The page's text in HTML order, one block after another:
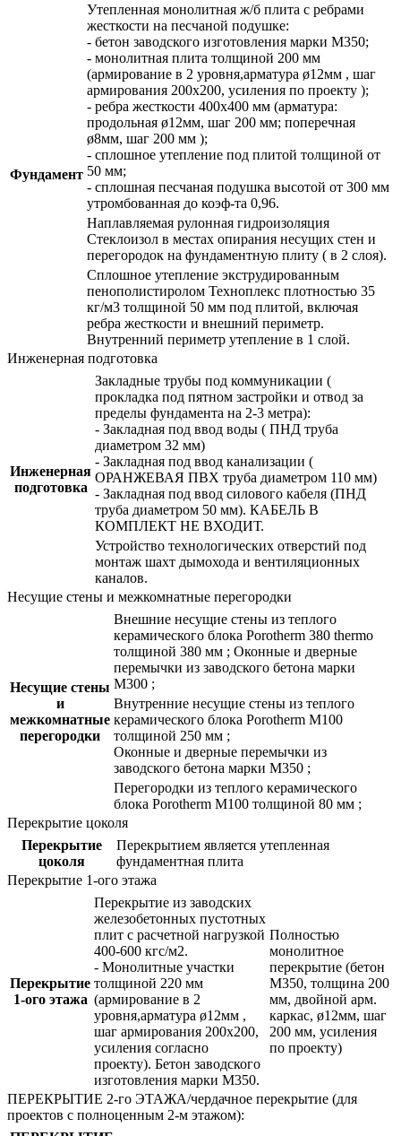
Фундамент
Утепленная монолитная ж/б плита с ребрами
жесткости на песчаной подушке:
- бетон заводского изготовления марки М350;
- монолитная плита толщиной 200 мм
(армирование в 2 уровня,арматура ø12мм , шаг
армирования 200х200, усиления по проекту );
- ребра жесткости 400х400 мм (арматура:
продольная ø12мм, шаг 200 мм; поперечная
ø8мм, шаг 200 мм );
- сплошное утепление под плитой толщиной от
50 мм;
- сплошная песчаная подушка высотой от 300 мм
утромбованная до коэф-та 0,96.
Наплавляемая рулонная гидроизоляция
Стеклоизол в местах опирания несущих стен и
перегородок на фундаментную плиту ( в 2 слоя).
Сплошное утепление экструдированным
пенополистиролом Техноплекс плотностью 35
кг/м3 толщиной 50 мм под плитой, включая
ребра жесткости и внешний периметр.
Внутренний периметр утепление в 1 слой.
Инженерная подготовка
Инженерная
подготовка
Закладные трубы под коммуникации (
прокладка под пятном застройки и отвод за
пределы фундамента на 2-3 метра):
- Закладная под ввод воды ( ПНД труба
диаметром 32 мм)
- Закладная под ввод канализации (
ОРАНЖЕВАЯ ПВХ труба диаметром 110 мм)
- Закладная под ввод силового кабеля (ПНД
труба диаметром 50 мм). КАБЕЛЬ В
КОМПЛЕКТ НЕ ВХОДИТ.
Устройство технологических отверстий под
монтаж шахт дымохода и вентиляционных
каналов.
Несущие стены и межкомнатные перегородки
Несущие стены
и
межкомнатные
перегородки
Внешние несущие стены из теплого
керамического блока Porotherm 380 thermo
толщиной 380 мм ; Оконные и дверные
перемычки из заводского бетона марки
М300 ;
Внутренние несущие стены из теплого
керамического блока Porotherm М100
толщиной 250 мм ;
Оконные и дверные перемычки из
заводского бетона марки М350 ;
Перегородки из теплого керамического
блока Porotherm М100 толщиной 80 мм ;
Перекрытие цоколя
Перекрытие
цоколя
Перекрытием является утепленная
фундаментная плита
Перекрытие 1-ого этажа
Перекрытие
1-ого этажа
Перекрытие из заводских
железобетонных пустотных
плит с расчетной нагрузкой
400-600 кгс/м2.
- Монолитные участки
толщиной 220 мм
(армирование в 2
уровня,арматура ø12мм ,
шаг армирования 200х200,
усиления согласно
проекту). Бетон заводского
изготовления марки М350.
Полностью
монолитное
перекрытие (бетон
М350, толщина 200
мм, двойной арм.
каркас, ø12мм, шаг
200 мм, усиления
по проекту)
ПЕРЕКРЫТИЕ 2-го ЭТАЖА/чердачное перекрытие (для
проектов с полноценным 2-м этажом):